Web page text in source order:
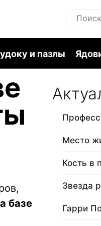
и пазлы
базе
Кость в
Гарри